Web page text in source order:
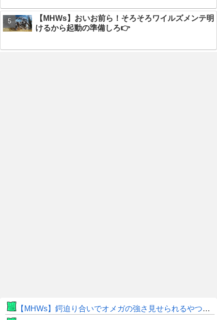
【MHWs】おいお前ら！そろそろワイルズメンテ明
けるから起動の準備しろ👉
【MHWs】鍔迫り合いでオメガの強さ見せられるやつ一番すき